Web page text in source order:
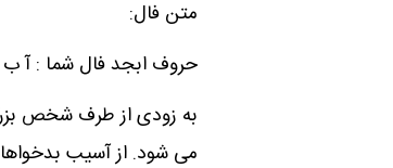
متن فال:
حروف ابجد فال شما : آ
به زودی از طرف شخص
می شود. از آسیب